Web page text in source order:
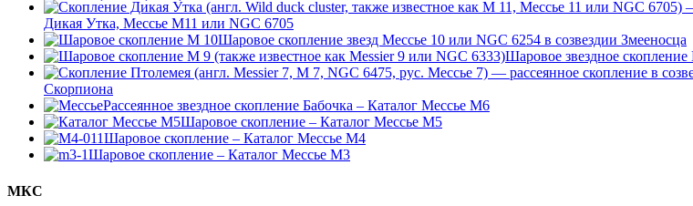
Дикая Утка, Мессье М11 или NGC 6705
Шаровое скопление звезд Мессье 10 или NGC 6254 в созвездии Змееносца
Шаровое звездное
Скорпиона
Рассеянное звездное скопление Бабочка – Каталог Мессье М6
Шаровое скопление – Каталог Мессье М5
Шаровое скопление – Каталог Мессье М4
Шаровое скопление – Каталог Мессье М3
МКС